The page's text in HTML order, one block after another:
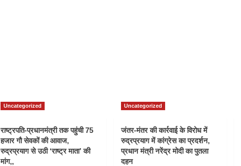
Uncategorized
राष्ट्रपति-प्रधानमंत्री तक पहुंची 75
हजार गौ सेवकों की आवाज,
रुद्रप्रयाग से उठी ‘राष्ट्र माता’ की
मांग,,
Uncategorized
जंतर-मंतर की कार्रवाई के विरोध में
रुद्रप्रयाग में कांग्रेस का प्रदर्शन,
प्रधान मंत्री नरेंद्र मोदी का पुतला
दहन